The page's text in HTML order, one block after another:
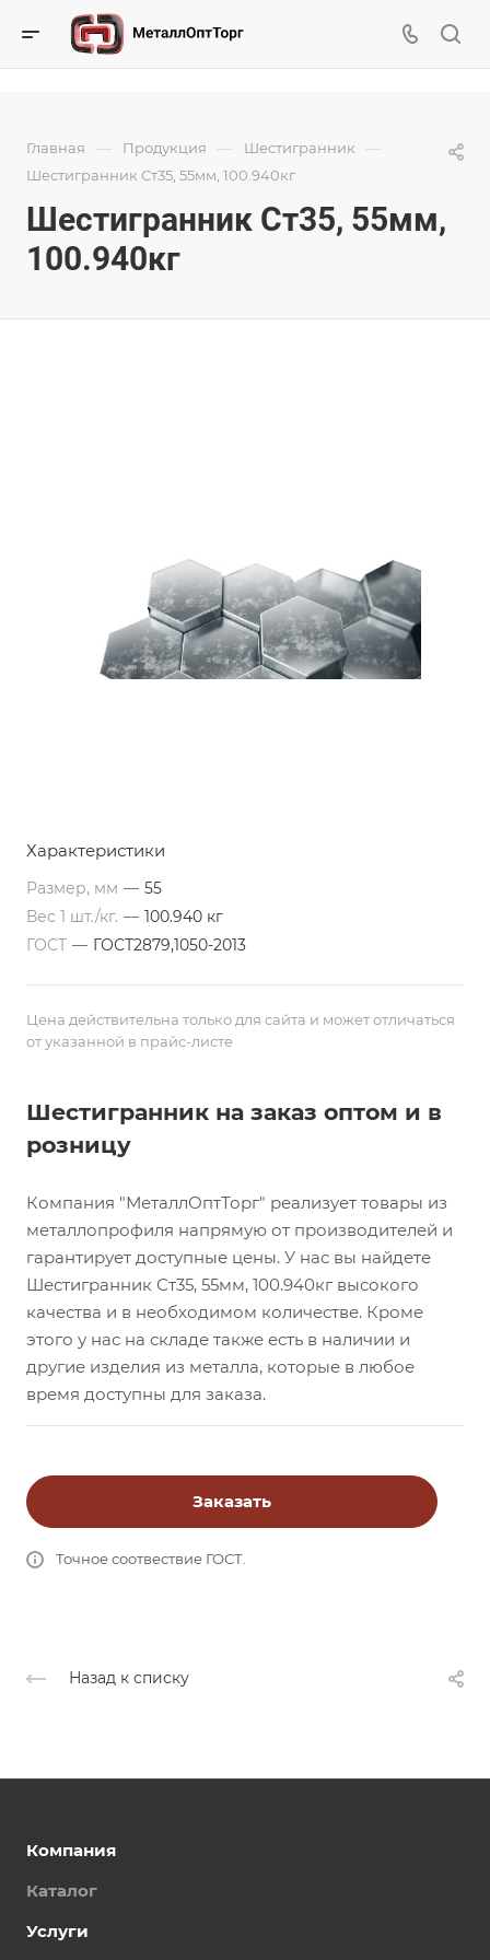
Главная — Продукция — Шестигранник —
Шестигранник Ст35, 55мм, 100.940кг
Шестигранник Ст35, 55мм,
100.940кг
Характеристики
Размер, мм — 55
Вес 1 шт./кг. — 100.940 кг
ГОСТ — ГОСТ2879,1050-2013
Цена действительна только для сайта и может отличаться
от указанной в прайс-листе
Шестигранник на заказ оптом и в
розницу
Компания "МеталлОптТорг" реализует товары из
металлопрофиля напрямую от производителей и
гарантирует доступные цены. У нас вы найдете
Шестигранник Ст35, 55мм, 100.940кг высокого
качества и в необходимом количестве. Кроме
этого у нас на складе также есть в наличии и
другие изделия из металла, которые в любое
время доступны для заказа.
Заказать
Точное соотвествие ГОСТ.
Назад к списку
Компания
Каталог
Услуги